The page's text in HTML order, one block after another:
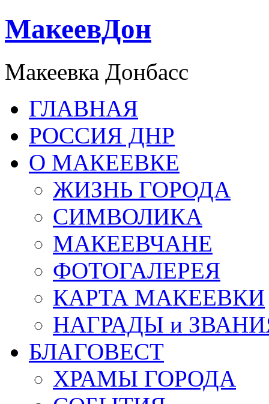
МакеевДон
Макеевка Донбасс
ГЛАВНАЯ
РОССИЯ ДНР
О МАКЕЕВКЕ
ЖИЗНЬ ГОРОДА
СИМВОЛИКА
МАКЕЕВЧАНЕ
ФОТОГАЛЕРЕЯ
КАРТА МАКЕЕВКИ
НАГРАДЫ и
БЛАГОВЕСТ
ХРАМЫ ГОРОДА